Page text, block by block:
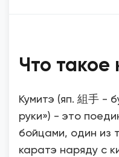
Что такое
Кумитэ (яп. 組手 -
руки») - это
бойцами, один из
каратэ наряду с